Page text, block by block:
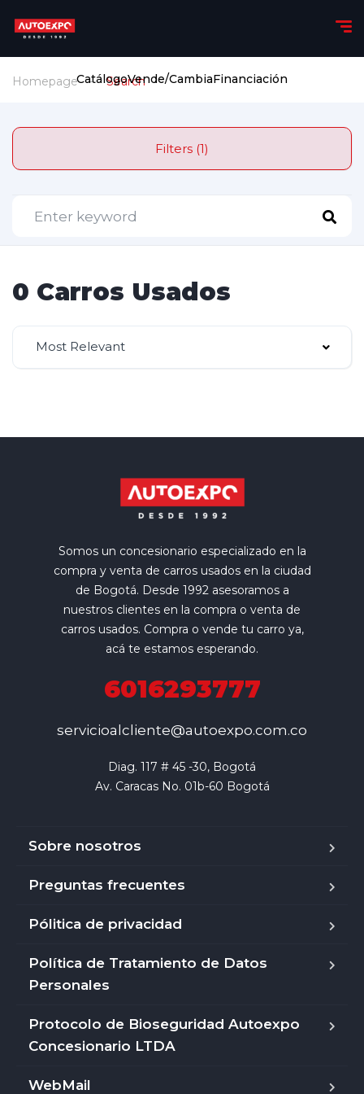
CatálogoVende/CambiaFinanciación
Homepage Search
Filters (1)
0 Carros Usados
Most Relevant
Somos un concesionario especializado en la
compra y venta de carros usados en la ciudad
de Bogotá. Desde 1992 asesoramos a
nuestros clientes en la compra o venta de
carros usados. Compra o vende tu carro ya,
acá te estamos esperando.
6016293777
servicioalcliente@autoexpo.com.co
Diag. 117 # 45 -30, Bogotá
Av. Caracas No. 01b-60 Bogotá
Sobre nosotros
Preguntas frecuentes
Pólitica de privacidad
Política de Tratamiento de Datos
Personales
Protocolo de Bioseguridad Autoexpo
Concesionario LTDA
WebMail